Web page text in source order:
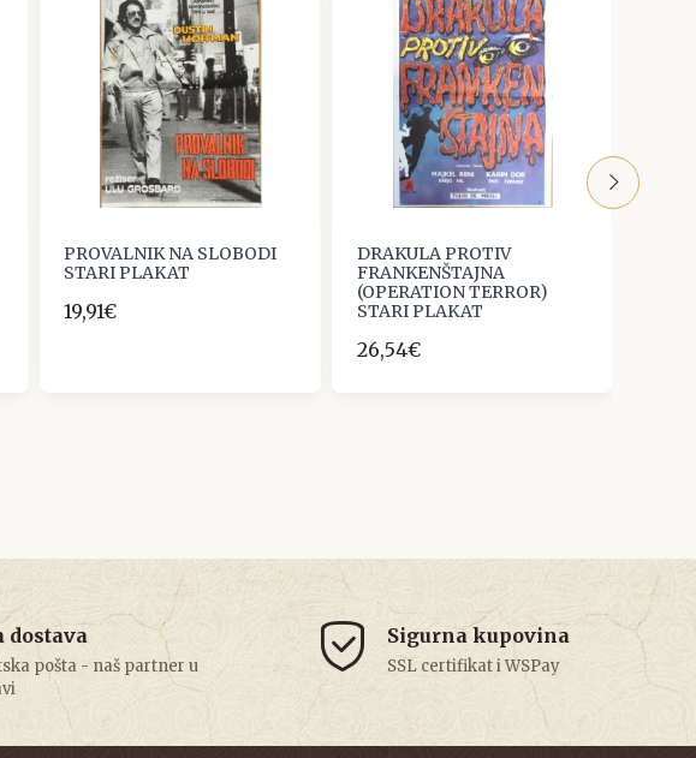
PROVALNIK NA SLOBODI
STARI PLAKAT
19,91€
DRAKULA PROTIV
FRANKENŠTAJNA
(OPERATION TERROR)
STARI PLAKAT
26,54€
dostava
pošta - naš partner u
Sigurna kupovina
SSL certifikat i WSPay